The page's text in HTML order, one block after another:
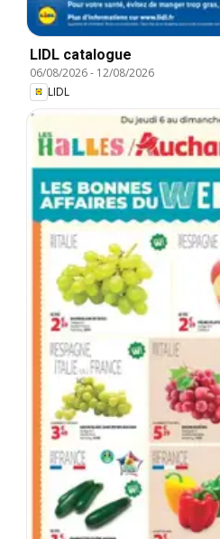
LIDL catalogue
06/08/2026- 12/08/2026
LIDL